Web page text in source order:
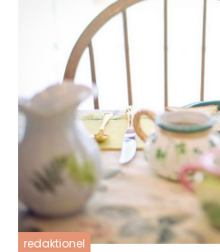
redaktionel